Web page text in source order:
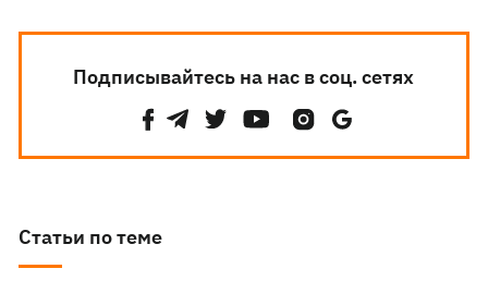
Подписывайтесь на нас в соц. сетях
Статьи по теме